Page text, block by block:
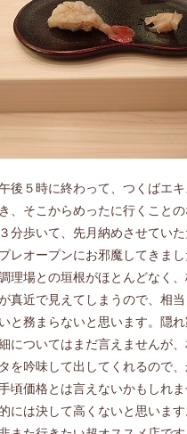
後５時に終わって、つくばエ
、そこからめったに行くこと
分歩いて、先月納めさせてい
レオープンにお邪魔してきま
理場との垣根がほとんどなく
真近で見えてしまうので、相
と務まらないと思います。隠
についてはまだ言えませんが
を吟味して出してくれるので
頃価格とは言えないかもしれ
には決して高くないと思いま